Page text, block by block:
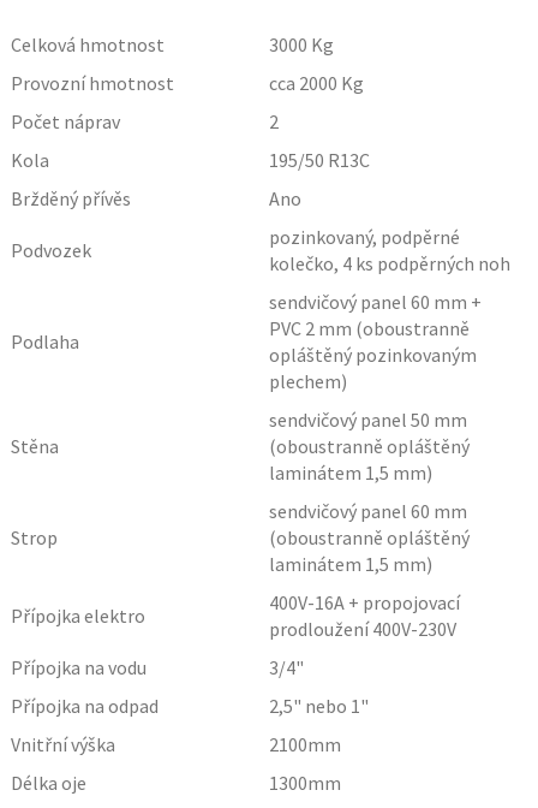
Celková hmotnost 3000 Kg
Provozní hmotnost
cca 2000 Kg
Počet náprav
2
Kola
195/50 R13C
Bržděný přívěs
Ano
Podvozek
pozinkovaný, podpěrné
kolečko, 4 ks podpěrných noh
Podlaha
sendvičový panel 60 mm +
PVC 2 mm (oboustranně
opláštěný pozinkovaným
plechem)
Stěna
sendvičový panel 50 mm
(oboustranně opláštěný
laminátem 1,5 mm)
Strop
sendvičový panel 60 mm
(oboustranně opláštěný
laminátem 1,5 mm)
Přípojka elektro
400V-16A + propojovací
prodloužení 400V-230V
Přípojka na vodu
3/4"
Přípojka na odpad
2,5" nebo 1"
Vnitřní výška
2100mm
Délka oje
1300mm